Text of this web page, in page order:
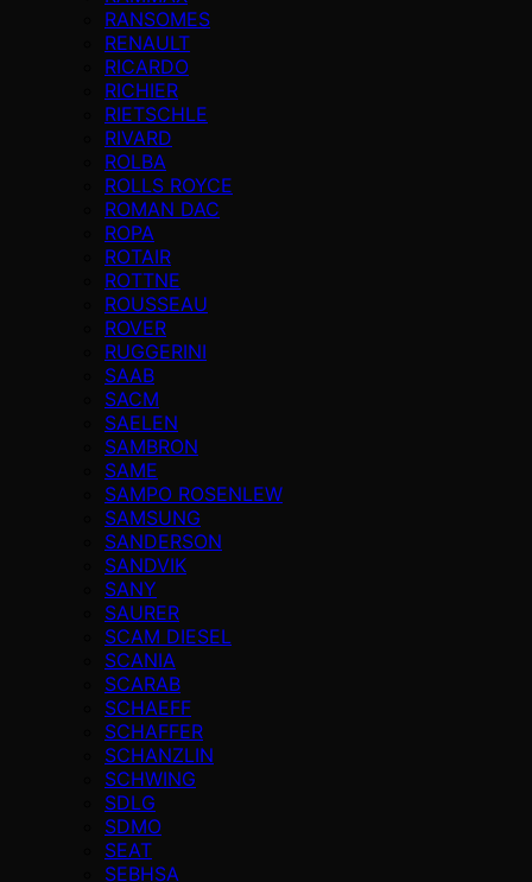
RANSOMES
RENAULT
RICARDO
RICHIER
RIETSCHLE
RIVARD
ROLBA
ROLLS ROYCE
ROMAN DAC
ROPA
ROTAIR
ROTTNE
ROUSSEAU
ROVER
RUGGERINI
SAAB
SACM
SAELEN
SAMBRON
SAME
SAMPO ROSENLEW
SAMSUNG
SANDERSON
SANDVIK
SANY
SAURER
SCAM DIESEL
SCANIA
SCARAB
SCHAEFF
SCHAFFER
SCHANZLIN
SCHWING
SDLG
SDMO
SEAT
SEBHSA